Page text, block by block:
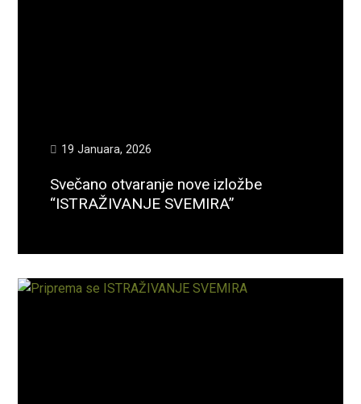
19 Januara, 2026
Svečano otvaranje nove izložbe
“ISTRAŽIVANJE SVEMIRA”